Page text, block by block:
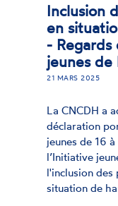
Élections
de